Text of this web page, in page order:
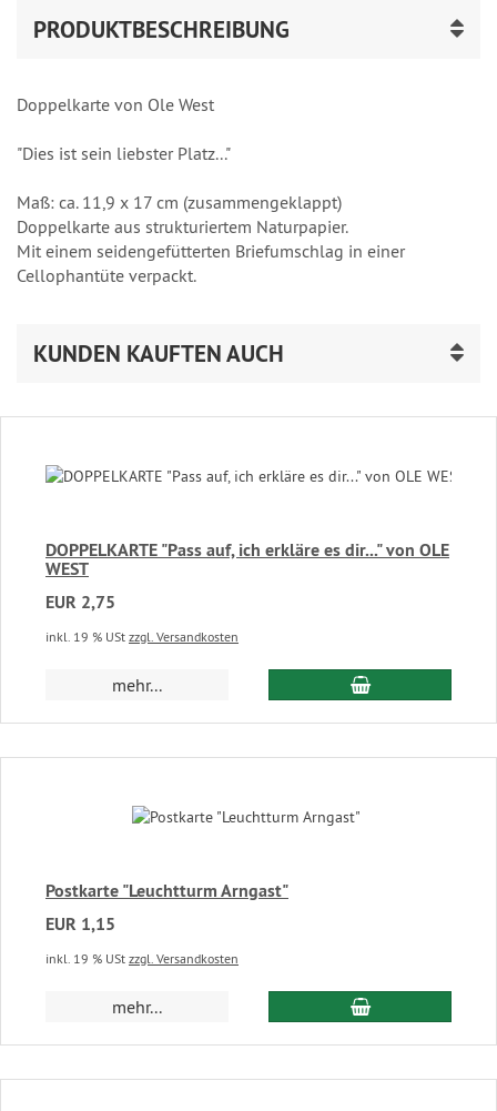
PRODUKTBESCHREIBUNG
Doppelkarte von Ole West
"Dies ist sein liebster Platz..."
Maß: ca. 11,9 x 17 cm (zusammengeklappt)
Doppelkarte aus strukturiertem Naturpapier.
Mit einem seidengefütterten Briefumschlag in einer
Cellophantüte verpackt.
KUNDEN KAUFTEN AUCH
DOPPELKARTE "Pass auf, ich erkläre es dir..." von OLE
WEST
EUR 2,75
inkl. 19 % USt zzgl. Versandkosten
mehr... In den
Postkarte "Leuchtturm Arngast"
EUR 1,15
inkl. 19 % USt zzgl. Versandkosten
mehr... In den